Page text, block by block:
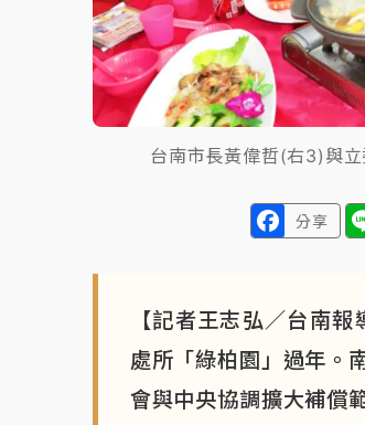
台南市長黃偉哲(右3)與
分享
【記者王志弘／台南
處所「綠柏園」過年。
會與中央協調擴大補償